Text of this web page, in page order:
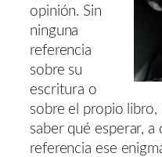
opinión. Sin
ninguna
referencia
sobre su
escritura o
sobre el propio libro,
saber qué esperar, a
referencia ese